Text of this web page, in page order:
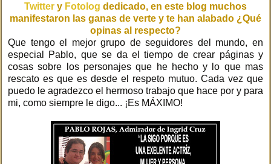
Twitter y Fotolog dedicado, en este blog muchos
manifestaron las ganas de verte y te han alabado ¿Qué
opinas al respecto?
Que tengo el mejor grupo de seguidores del mundo, en
especial Pablo, que se da el tiempo de crear páginas y
cosas sobre los personajes que he hecho y lo que mas
rescato es que es desde el respeto mutuo. Cada vez que
puedo le agradezco el hermoso trabajo que hace por y para
mi, como siempre le digo... ¡Es MÁXIMO!